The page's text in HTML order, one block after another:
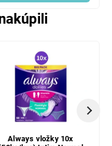
Always vložky 10x